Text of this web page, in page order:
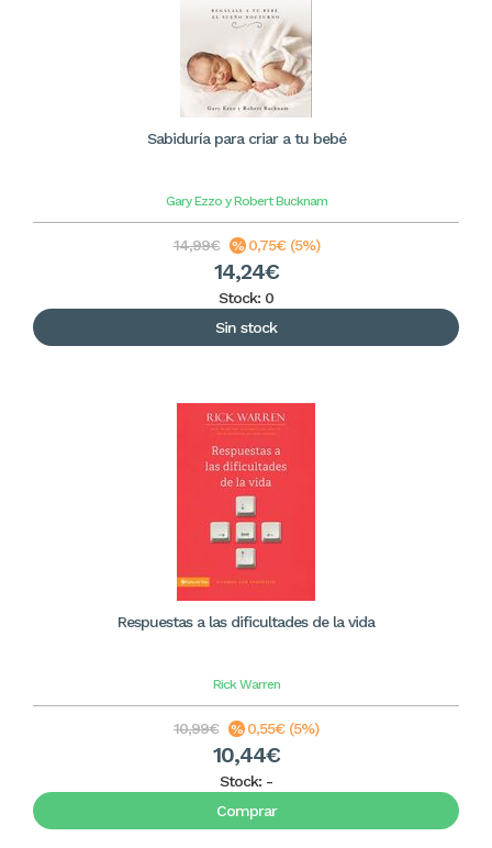
Sabiduría para criar a tu bebé
Gary Ezzo y Robert Bucknam
14,99€ 0,75€ (5%)
14,24€
Stock: 0
Sin stock
Respuestas a las dificultades de la vida
Rick Warren
10,99€ 0,55€ (5%)
10,44€
Stock: -
Comprar